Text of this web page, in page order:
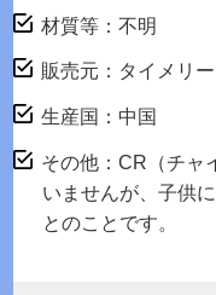
材質等：不明
販売元：タイメリ
生産国：中国
その他：CR（チャ
いませんが、子供
とのことです。